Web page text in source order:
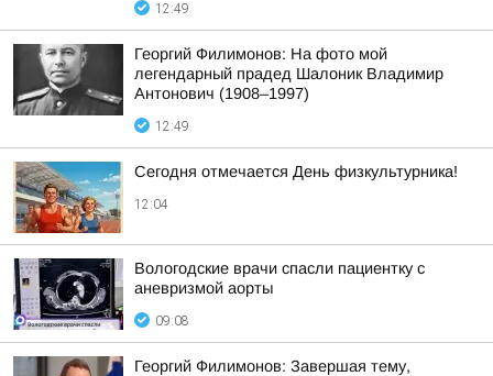
12:49
Георгий Филимонов: На фото мой
легендарный прадед Шалоник Владимир
Антонович (1908–1997)
12:49
Сегодня отмечается День физкультурника!
12:04
Вологодские врачи спасли пациентку с
аневризмой аорты
09:08
Георгий Филимонов: Завершая тему,